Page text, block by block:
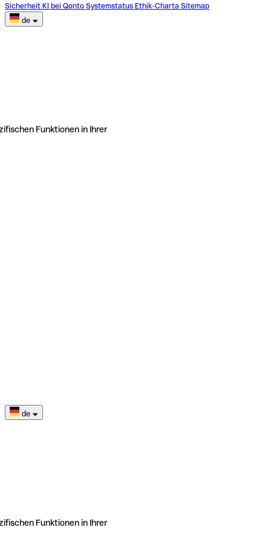
Sicherheit KI bei Qonto Systemstatus Ethik-Charta Sitemap
de
Funktionen in Ihrer
de
Funktionen in Ihrer